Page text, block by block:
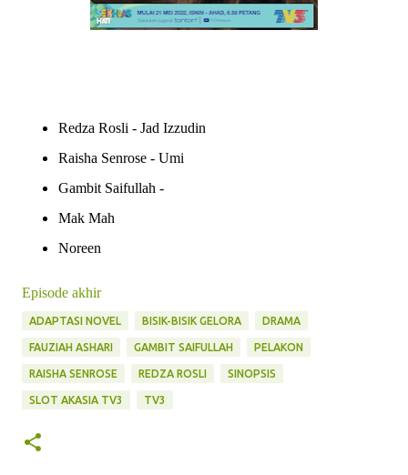
Redza Rosli - Jad Izzudin
Raisha Senrose - Umi
Gambit Saifullah -
Mak Mah
Noreen
Episode akhir
ADAPTASI NOVEL BISIK-BISIK GELORA DRAMA
FAUZIAH ASHARI GAMBIT SAIFULLAH PELAKON
RAISHA SENROSE REDZA ROSLI SINOPSIS
SLOT AKASIA TV3 TV3